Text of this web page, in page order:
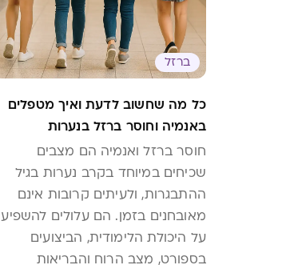
ברזל
כל מה שחשוב לדעת ואיך מטפלים
באנמיה וחוסר ברזל בנערות
חוסר ברזל ואנמיה הם מצבים
שכיחים במיוחד בקרב נערות בגיל
ההתבגרות, ולעיתים קרובות אינם
מאובחנים בזמן. הם עלולים להשפיע
על היכולת הלימודית, הביצועים
בספורט, מצב הרוח והבריאות